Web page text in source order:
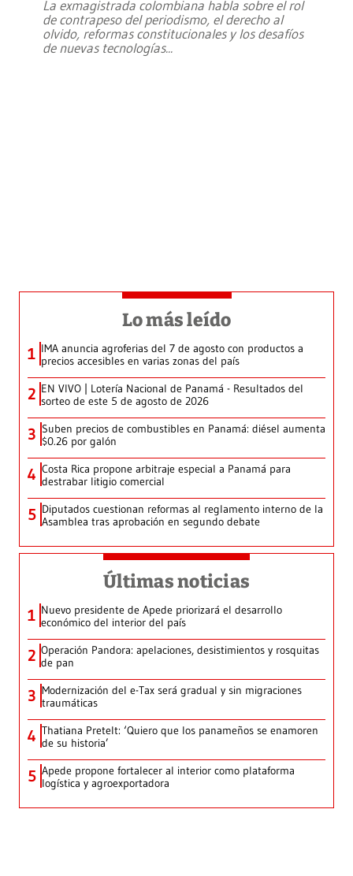
La exmagistrada colombiana habla sobre el rol
de contrapeso del periodismo, el derecho al
olvido, reformas constitucionales y los desafíos
de nuevas tecnologías...
Lo más leído
1 IMA anuncia agroferias del 7 de agosto con productos a
precios accesibles en varias zonas del país
2 EN VIVO | Lotería Nacional de Panamá - Resultados del
sorteo de este 5 de agosto de 2026
3 Suben precios de combustibles en Panamá: diésel aumenta
$0.26 por galón
4 Costa Rica propone arbitraje especial a Panamá para
destrabar litigio comercial
5 Diputados cuestionan reformas al reglamento interno de la
Asamblea tras aprobación en segundo debate
Últimas noticias
1 Nuevo presidente de Apede priorizará el desarrollo
económico del interior del país
2 Operación Pandora: apelaciones, desistimientos y rosquitas
de pan
3 Modernización del e-Tax será gradual y sin migraciones
traumáticas
4 Thatiana Pretelt: ‘Quiero que los panameños se enamoren
de su historia’
5 Apede propone fortalecer al interior como plataforma
logística y agroexportadora